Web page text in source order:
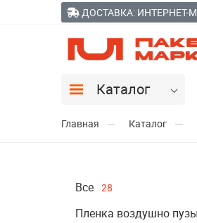
ДОСТАВКА: ИНТЕРНЕТ-
Каталог
Главная Каталог
Все 28
Пленка воздушно